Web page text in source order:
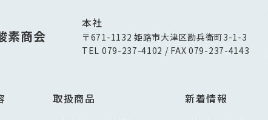
本社
〒671-1132 姫路市大津区勘兵衛町3-1-3
TEL 079-237-4102 / FAX 079-237-4143
取扱商品
新着情報